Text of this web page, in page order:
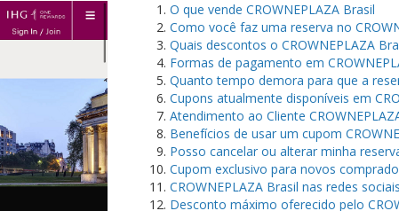
O que vende CROWNEPLAZA Brasil
Como você faz uma reserva no
Quais descontos o CROWNEPLAZA
Formas de pagamento em
Quanto tempo demora para que a
Cupons atualmente disponíveis em
Atendimento ao Cliente
Benefícios de usar um cupom
Posso cancelar ou alterar minha
Cupom exclusivo para novos
CROWNEPLAZA Brasil nas redes sociais
Desconto máximo oferecido pelo